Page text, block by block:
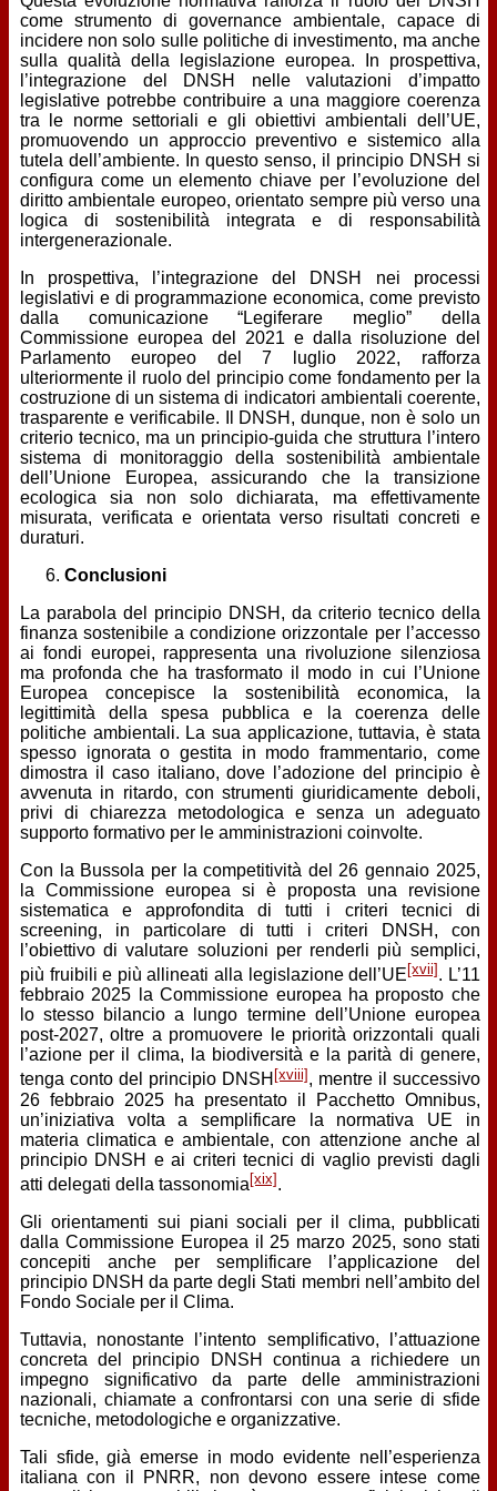
come strumento di governance ambientale, capace di
incidere non solo sulle politiche di investimento, ma anche
sulla qualità della legislazione europea. In prospettiva,
l’integrazione del DNSH nelle valutazioni d’impatto
legislative potrebbe contribuire a una maggiore coerenza
tra le norme settoriali e gli obiettivi ambientali dell’UE,
promuovendo un approccio preventivo e sistemico alla
tutela dell’ambiente. In questo senso, il principio DNSH si
configura come un elemento chiave per l’evoluzione del
diritto ambientale europeo, orientato sempre più verso una
logica di sostenibilità integrata e di responsabilità
intergenerazionale.
In prospettiva, l’integrazione del DNSH nei processi
legislativi e di programmazione economica, come previsto
dalla comunicazione “Legiferare meglio” della
Commissione europea del 2021 e dalla risoluzione del
Parlamento europeo del 7 luglio 2022, rafforza
ulteriormente il ruolo del principio come fondamento per la
costruzione di un sistema di indicatori ambientali coerente,
trasparente e verificabile. Il DNSH, dunque, non è solo un
criterio tecnico, ma un principio-guida che struttura l’intero
sistema di monitoraggio della sostenibilità ambientale
dell’Unione Europea, assicurando che la transizione
ecologica sia non solo dichiarata, ma effettivamente
misurata, verificata e orientata verso risultati concreti e
duraturi.
Conclusioni
La parabola del principio DNSH, da criterio tecnico della
finanza sostenibile a condizione orizzontale per l’accesso
ai fondi europei, rappresenta una rivoluzione silenziosa
ma profonda che ha trasformato il modo in cui l’Unione
Europea concepisce la sostenibilità economica, la
legittimità della spesa pubblica e la coerenza delle
politiche ambientali. La sua applicazione, tuttavia, è stata
spesso ignorata o gestita in modo frammentario, come
dimostra il caso italiano, dove l’adozione del principio è
avvenuta in ritardo, con strumenti giuridicamente deboli,
privi di chiarezza metodologica e senza un adeguato
supporto formativo per le amministrazioni coinvolte.
Con la Bussola per la competitività del 26 gennaio 2025,
la Commissione europea si è proposta una revisione
sistematica e approfondita di tutti i criteri tecnici di
screening, in particolare di tutti i criteri DNSH, con
l’obiettivo di valutare soluzioni per renderli più semplici,
più fruibili e più allineati alla legislazione dell’UE [xvii]. L’11
febbraio 2025 la Commissione europea ha proposto che
lo stesso bilancio a lungo termine dell’Unione europea
post-2027, oltre a promuovere le priorità orizzontali quali
l’azione per il clima, la biodiversità e la parità di genere,
tenga conto del principio DNSH [xviii], mentre il successivo
26 febbraio 2025 ha presentato il Pacchetto Omnibus,
un’iniziativa volta a semplificare la normativa UE in
materia climatica e ambientale, con attenzione anche al
principio DNSH e ai criteri tecnici di vaglio previsti dagli
atti delegati della tassonomia [xix] .
Gli orientamenti sui piani sociali per il clima, pubblicati
dalla Commissione Europea il 25 marzo 2025, sono stati
concepiti anche per semplificare l’applicazione del
principio DNSH da parte degli Stati membri nell’ambito del
Fondo Sociale per il Clima.
Tuttavia, nonostante l’intento semplificativo, l’attuazione
concreta del principio DNSH continua a richiedere un
impegno significativo da parte delle amministrazioni
nazionali, chiamate a confrontarsi con una serie di sfide
tecniche, metodologiche e organizzative.
Tali sfide, già emerse in modo evidente nell’esperienza
italiana con il PNRR, non devono essere intese come